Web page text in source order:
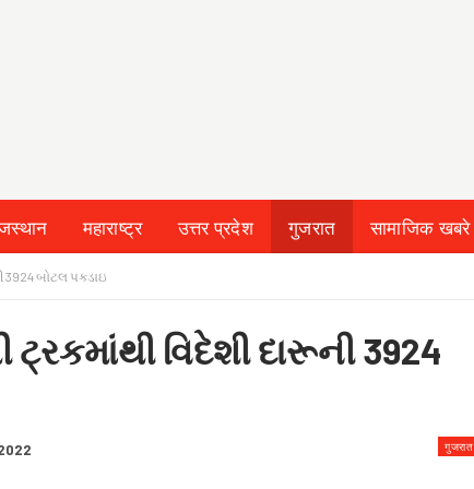
महाराष्ट्र उत्तर प्रदेश गुजरात सामाजिक खबरे
& CONDITION
3924 બોટલ પકડાઇ
ટ્રકમાંથી વિદેશી દારૂની 3924
गुजरात